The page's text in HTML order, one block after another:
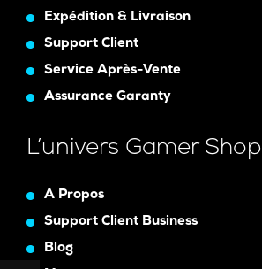
Expédition & Livraison
Support Client
Service Après-Vente
Assurance Garanty
L’univers Gamer Shop
A Propos
Support Client Business
Blog